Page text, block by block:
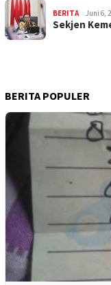
BERITA Juni 6,
Sekjen
BERITA POPULER